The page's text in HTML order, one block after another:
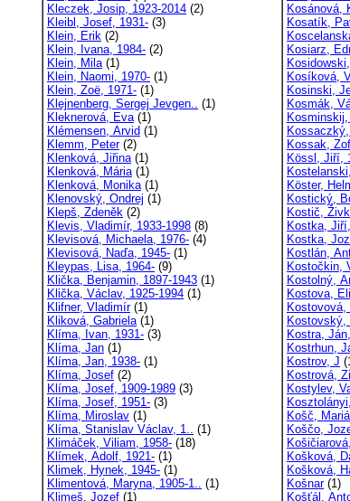
Kleczek, Josip, 1923-2014 (2)
Kleibl, Josef, 1931- (3)
Klein, Erik (2)
Klein, Ivana, 1984- (2)
Klein, Mila(1)
Klein, Naomi, 1970- (1)
Klein, Zoë, 1971- (1)
Klejnenberg, Sergej Jevgen.. (1)
Kleknerová, Eva(1)
Klémensen, Arvid (1)
Klemm, Peter(2)
Klenková, Jiřina(1)
Klenková, Mária(1)
Klenková, Monika(1)
Klenovský, Ondrej (1)
Klepš, Zdeněk (2)
Klevis, Vladimír, 1933-1998 (8)
Klevisová, Michaela, 1976- (4)
Klevisová, Naďa, 1945- (1)
Kleypas, Lisa, 1964- (9)
Klička, Benjamin, 1897-1943 (1)
Klička, Václav, 1925-1994 (1)
Klifner, Vladimír(1)
Kliková, Gabriela(1)
Klíma, Ivan, 1931- (3)
Klíma, Jan (1)
Klíma, Jan, 1938- (1)
Klíma, Josef (2)
Klíma, Josef, 1909-1989 (3)
Klíma, Josef, 1951- (3)
Klíma, Miroslav (1)
Klíma, Stanislav Václav, 1.. (1)
Klimáček, Viliam, 1958- (18)
Klímek, Adolf, 1921- (1)
Klimek, Hynek, 1945- (1)
Klimentová, Maryna, 1905-1.. (1)
Klimeš, Jozef (1)
Kosánová,
Kosatík,
Kosiarz,
Kosíková,
Kosinski,
Kosmák,
Kossak,
Kössl, Jiří,
Köster,
Kostický,
Kostič,
Kostka,
Kostka,
Kostlán,
Kostočkin,
Kostolný,
Kostova,
Kostovský,
Kostra,
Kostrhun,
Kostrov, J
Kostrová,
Kostylev,
Košč,
Koščo,
Košková,
Košková,
Košnar(1)
Košťál,